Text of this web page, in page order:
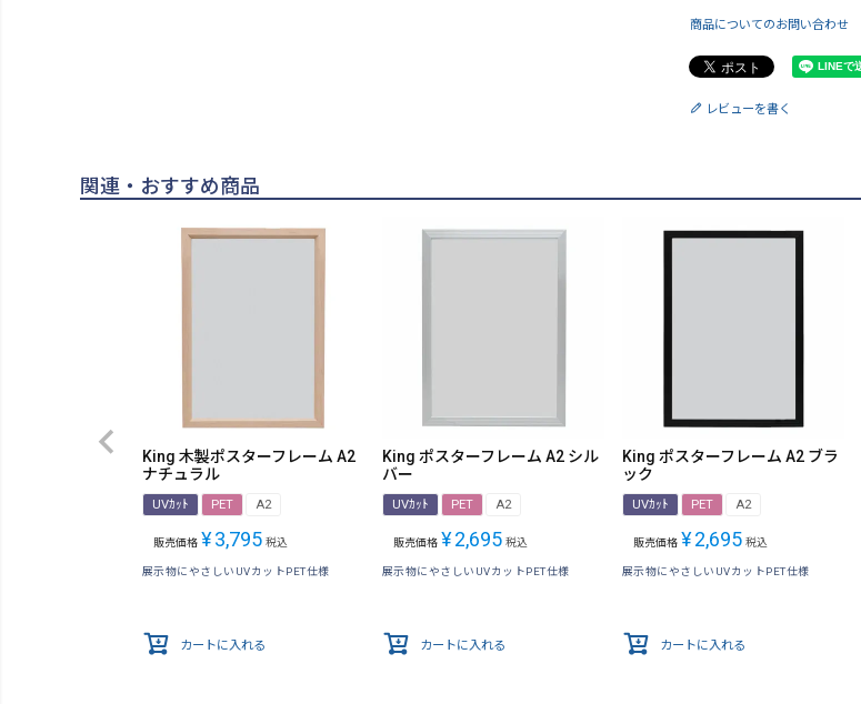
商品についてのお問い合わせ
レビューを書く
関連・おすすめ商品
King 木製ポスターフレーム A2
ナチュラル
UVｶｯﾄ PET A2
販売価格 ¥3,795 税込
展示物にやさしいUVカットPET仕様
カートに入れる
King ポスターフレーム A2 シル
バー
UVｶｯﾄ PET A2
販売価格 ¥2,695 税込
展示物にやさしいUVカットPET仕様
カートに入れる
King ポスターフレーム A2 ブラ
ック
UVｶｯﾄ PET A2
販売価格 ¥2,695 税込
展示物にやさしいUVカットPET仕様
カートに入れる